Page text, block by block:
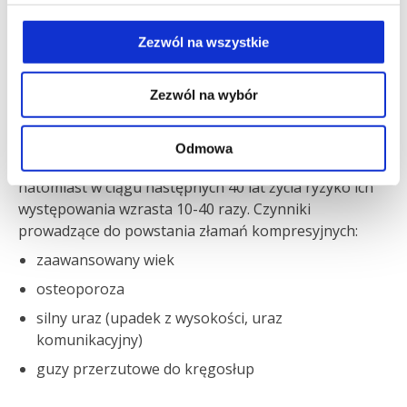
Zezwól na wszystkie
Zezwól na wybór
Odmowa
dolnym odcinku kręgosłupa piersiowego (Th10-Th12)
oraz początkowym odcinku kręgosłupa lędźwiowego
(L1-L2).
Częstość ich występowania wzrasta gwałtownie wraz z
wiekiem.
Złamania kompresyjne trzonów kręgowych
stwierdzane są u ok. 6% kobiet w wieku 50 lat,
natomiast w ciągu następnych 40 lat życia ryzyko ich
występowania wzrasta 10-40 razy. Czynniki
prowadzące do powstania złamań kompresyjnych:
zaawansowany wiek
osteoporoza
silny uraz (upadek z wysokości, uraz
komunikacyjny)
guzy przerzutowe do kręgosłup